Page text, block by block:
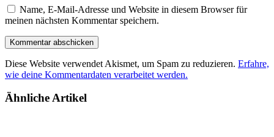
Name, E-Mail-Adresse und Website in diesem Browser für
meinen nächsten Kommentar speichern.
Diese Website verwendet Akismet, um Spam zu reduzieren. Erfahre,
wie deine Kommentardaten verarbeitet werden.
Ähnliche Artikel